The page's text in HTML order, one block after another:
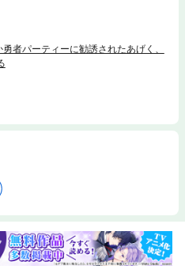
者パーティーに勧誘されたあげく、